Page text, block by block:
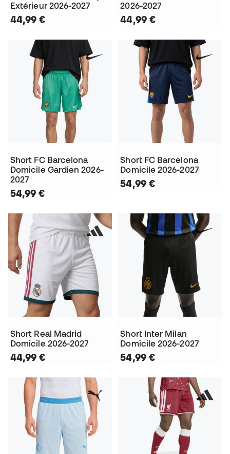
Extérieur 2026-2027
44,99 €
2026-2027
44,99 €
Short FC Barcelona
Domicile Gardien 2026-
2027
54,99 €
Short FC Barcelona
Domicile 2026-2027
54,99 €
Short Real Madrid
Domicile 2026-2027
44,99 €
Short Inter Milan
Domicile 2026-2027
54,99 €